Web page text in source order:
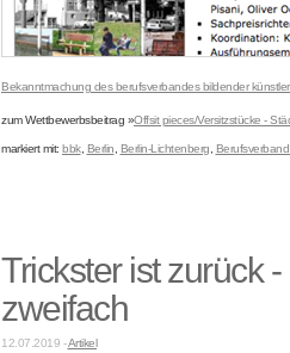
Bekanntmachung des berufsverbandes bildender
zum Wettbewerbsbeitrag »Offsit pieces/Versitzstücke -
markiert mit: bbk, Berlin Berlin-Lichtenberg
Trickster ist zurück
zweifach
12.07.2019 -Artikel